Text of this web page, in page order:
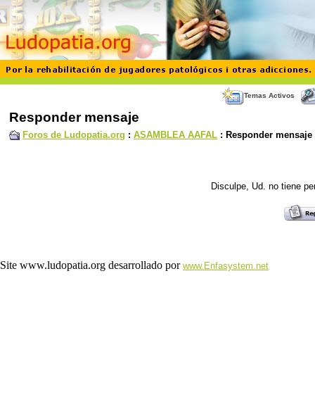
Temas Activos
Responder mensaje
Foros de Ludopatia.org : ASAMBLEA AAFAL : Responder mensaje
Disculpe, Ud. no tiene
Site www.ludopatia.org desarrollado por www.Enfasystem.net